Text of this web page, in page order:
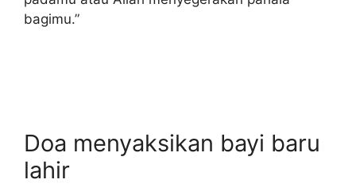
bagimu.”
Doa menyaksikan bayi baru
lahir